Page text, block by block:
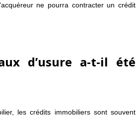
ne pourra contracter un crédit
d’usure a-t-il été
les crédits immobiliers sont souvent